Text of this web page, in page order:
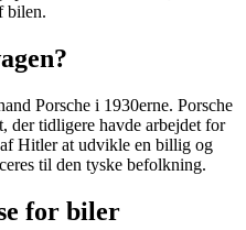
bilen.
Porsche i 1930erne. Porsche
der tidligere havde arbejdet for
Hitler at udvikle en billig og
til den tyske befolkning.
for biler